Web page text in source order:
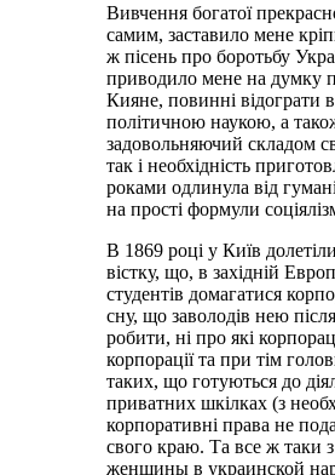
Вивчення богатої
самим, заставило мене
ж пісень про боротьбу
приводило мене на думку
Кияне, повинні відограти
політичною наукою, а
задовольняючий складом
так і необхідність
роками одлинула від
на прості формули
В 1869 році у Київ
вістку, що, в західній
студентів домагатися
сну, що заволодів нею
робити, ні про які
корпорації та при тім
таких, що готуються до
приватних шкілках (з
корпоративні права не
свого краю. Та все ж таки
женщины в украинской